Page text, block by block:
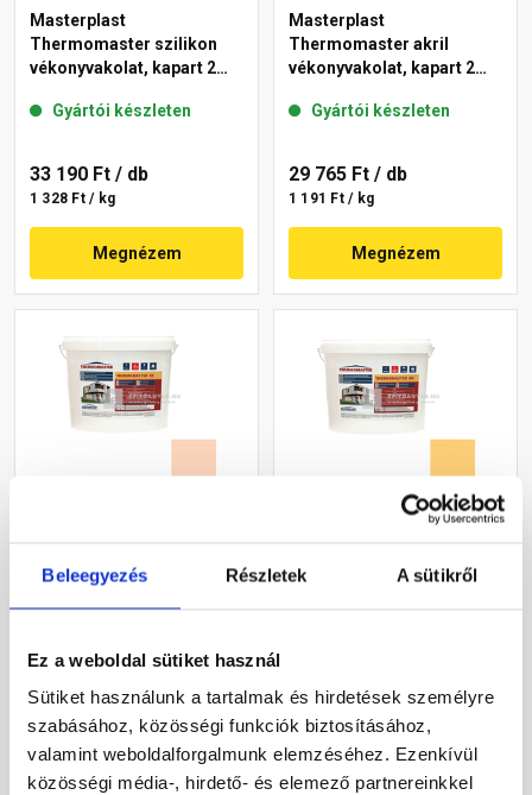
Beleegyezés Részletek A sütikről
Ez a weboldal sütiket használ
Sütiket használunk a tartalmak és hirdetések személyre
szabásához, közösségi funkciók biztosításához,
valamint weboldalforgalmunk elemzéséhez. Ezenkívül
közösségi média-, hirdető- és elemező partnereinkkel
Masterplast
Thermomaster szilikon
vékonyvakolat, kapart 2
Gyártói készleten
33 190 Ft / db
1 328 Ft / kg
Megnézem
Masterplast
Thermomaster akril
vékonyvakolat, kapart 2
Gyártói készleten
29 765 Ft / db
1 191 Ft / kg
Megnézem
vékonyvakolat, kapart 2
1 226 Ft / kg
Megnézem
vékonyvakolat, kapart 1,5
1 631 Ft / kg
Megnézem